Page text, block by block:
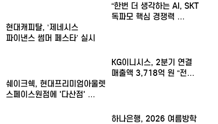
“한번 더 생각하는 AI, SKT
독파모 핵심 경쟁력 …
현대캐피탈, ‘제네시스
파이낸스 썸머 페스타’ 실시
KG이니시스, 2분기 연결
매출액 3,718억 원 “전…
쉐이크쉑, 현대프리미엄아울렛
스페이스원점에 '다산점' …
하나은행, 2026 여름방학